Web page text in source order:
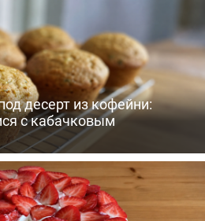
десерт из кофейни:
с кабачковым